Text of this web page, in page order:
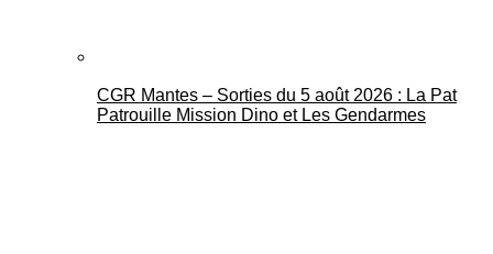
CGR Mantes – Sorties du 5 août 2026 : La Pat
Patrouille Mission Dino et Les Gendarmes